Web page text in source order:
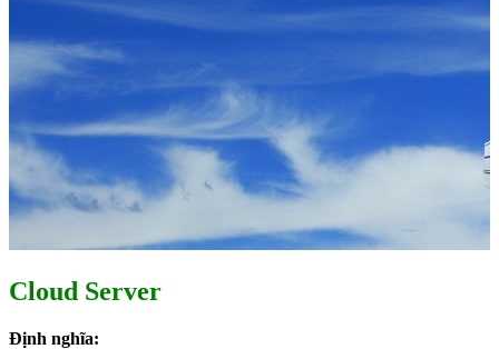
Cloud Server
Định nghĩa: